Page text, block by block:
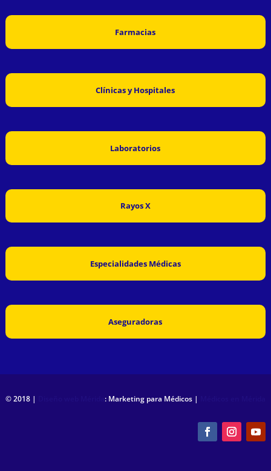
Farmacias
Clínicas y Hospitales
Laboratorios
Rayos X
Especialidades Médicas
Aseguradoras
© 2018 | : Marketing para Médicos |